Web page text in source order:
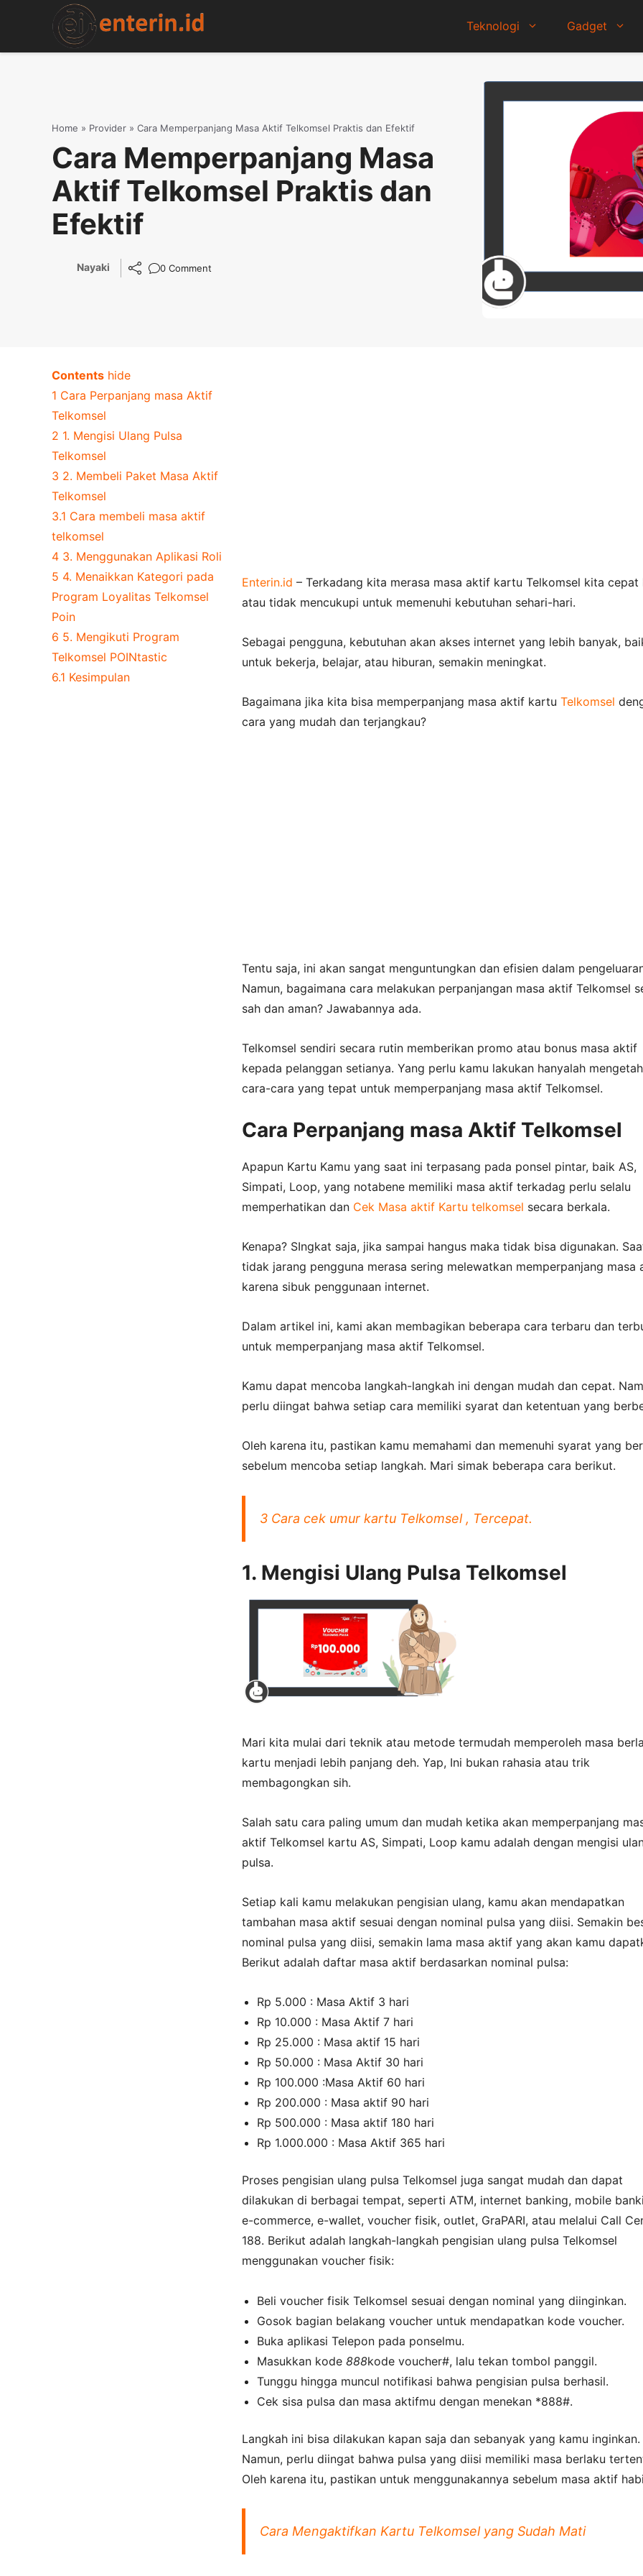
content
Teknologi Gadget
Home » Provider » Cara Memperpanjang Masa Aktif Telkomsel Praktis dan Efektif
Cara Memperpanjang Masa
Aktif Telkomsel Praktis dan
Efektif
Nayaki 0 Comment
Enterin.id – Terkadang kita merasa masa aktif kartu Telkomsel kita cepat
atau tidak mencukupi untuk memenuhi kebutuhan sehari-hari.
Sebagai pengguna, kebutuhan akan akses internet yang lebih banyak,
untuk bekerja, belajar, atau hiburan, semakin meningkat.
Bagaimana jika kita bisa memperpanjang masa aktif kartu Telkomsel
cara yang mudah dan terjangkau?
Tentu saja, ini akan sangat menguntungkan dan efisien dalam
Namun, bagaimana cara melakukan perpanjangan masa aktif Telkomsel
sah dan aman? Jawabannya ada.
Telkomsel sendiri secara rutin memberikan promo atau bonus masa aktif
kepada pelanggan setianya. Yang perlu kamu lakukan hanyalah
cara-cara yang tepat untuk memperpanjang masa aktif Telkomsel.
Cara Perpanjang masa Aktif Telkomsel
Apapun Kartu Kamu yang saat ini terpasang pada ponsel pintar, baik AS,
Simpati, Loop, yang notabene memiliki masa aktif terkadag perlu selalu
memperhatikan dan Cek Masa aktif Kartu telkomsel secara berkala.
Kenapa? SIngkat saja, jika sampai hangus maka tidak bisa digunakan.
tidak jarang pengguna merasa sering melewatkan memperpanjang masa
karena sibuk penggunaan internet.
Dalam artikel ini, kami akan membagikan beberapa cara terbaru dan
untuk memperpanjang masa aktif Telkomsel.
Kamu dapat mencoba langkah-langkah ini dengan mudah dan cepat.
perlu diingat bahwa setiap cara memiliki syarat dan ketentuan yang
Oleh karena itu, pastikan kamu memahami dan memenuhi syarat yang
sebelum mencoba setiap langkah. Mari simak beberapa cara berikut.
3 Cara cek umur kartu Telkomsel , Tercepat.
1. Mengisi Ulang Pulsa Telkomsel
Mari kita mulai dari teknik atau metode termudah memperoleh masa
kartu menjadi lebih panjang deh. Yap, Ini bukan rahasia atau trik
membagongkan sih.
Salah satu cara paling umum dan mudah ketika akan memperpanjang
aktif Telkomsel kartu AS, Simpati, Loop kamu adalah dengan mengisi
pulsa.
Setiap kali kamu melakukan pengisian ulang, kamu akan mendapatkan
tambahan masa aktif sesuai dengan nominal pulsa yang diisi. Semakin
nominal pulsa yang diisi, semakin lama masa aktif yang akan kamu
Berikut adalah daftar masa aktif berdasarkan nominal pulsa:
Rp 5.000 : Masa Aktif 3 hari
Rp 10.000 : Masa Aktif 7 hari
Rp 25.000 : Masa aktif 15 hari
Rp 50.000 : Masa Aktif 30 hari
Rp 100.000 :Masa Aktif 60 hari
Rp 200.000 : Masa aktif 90 hari
Rp 500.000 : Masa aktif 180 hari
Rp 1.000.000 : Masa Aktif 365 hari
Proses pengisian ulang pulsa Telkomsel juga sangat mudah dan dapat
dilakukan di berbagai tempat, seperti ATM, internet banking, mobile
e-commerce, e-wallet, voucher fisik, outlet, GraPARI, atau melalui Call
188. Berikut adalah langkah-langkah pengisian ulang pulsa Telkomsel
menggunakan voucher fisik:
Beli voucher fisik Telkomsel sesuai dengan nominal yang diinginkan.
Gosok bagian belakang voucher untuk mendapatkan kode voucher.
Buka aplikasi Telepon pada ponselmu.
Masukkan kode 888kode voucher#, lalu tekan tombol panggil.
Tunggu hingga muncul notifikasi bahwa pengisian pulsa berhasil.
Cek sisa pulsa dan masa aktifmu dengan menekan *888#.
Langkah ini bisa dilakukan kapan saja dan sebanyak yang kamu inginkan.
Namun, perlu diingat bahwa pulsa yang diisi memiliki masa berlaku
Oleh karena itu, pastikan untuk menggunakannya sebelum masa aktif
Cara Mengaktifkan Kartu Telkomsel yang Sudah Mati
Contents hide
1 Cara Perpanjang masa Aktif
Telkomsel
2 1. Mengisi Ulang Pulsa
Telkomsel
3 2. Membeli Paket Masa Aktif
Telkomsel
3.1 Cara membeli masa aktif
telkomsel
4 3. Menggunakan Aplikasi Roli
5 4. Menaikkan Kategori pada
Program Loyalitas Telkomsel
Poin
6 5. Mengikuti Program
Telkomsel POINtastic
6.1 Kesimpulan